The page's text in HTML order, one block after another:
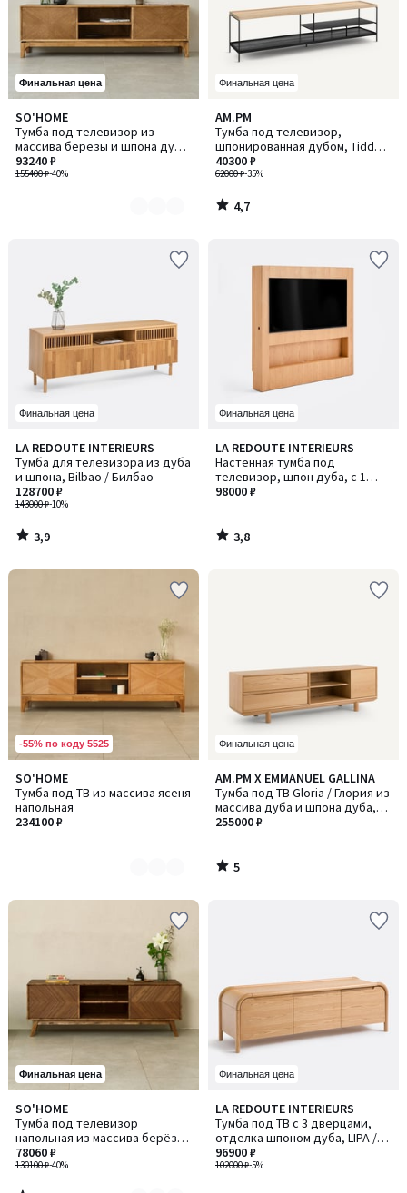
Финальная цена
SO'HOME
Тумба под телевизор из
массива берёзы и шпона дуба,
200 см
155400 ₽-40%
93240 ₽
Количество
цветов:
3
Финальная цена
AM.PM
Тумба под телевизор,
шпонированная дубом, Tidder
/ Тиддер
62000 ₽-35%
40300 ₽
4,7
/ 5
4,7
/
Финальная цена
LA REDOUTE INTERIEURS
Тумба для телевизора из дуба
и шпона, Bilbao / Билбао
143000 ₽-10%
128700 ₽
3,9
/ 5
3,9
/
Финальная цена
LA REDOUTE INTERIEURS
Настенная тумба под
телевизор, шпон дуба, с 1
нишей, LASTER / ЛАСТЕР
98000 ₽
3,8
/ 5
3,8
/
-55% по коду 5525
SO'HOME
Тумба под ТВ из массива ясеня
напольная
234100 ₽
Количество
цветов:
2
Финальная цена
AM.PM X EMMANUEL GALLINA
Тумба под ТВ Gloria / Глория из
массива дуба и шпона дуба,
дизайн Эммануэля Галлины
255000 ₽
5
/
5
5
/
Финальная цена
SO'HOME
Тумба под телевизор
напольная из массива берёзы
и шпона ореха
130100 ₽-40%
78060 ₽
5
/
5
Количество
цветов:
3
Финальная цена
LA REDOUTE INTERIEURS
Тумба под ТВ с 3 дверцами,
отделка шпоном дуба, LIPA /
ЛИПА
102000 ₽-5%
96900 ₽